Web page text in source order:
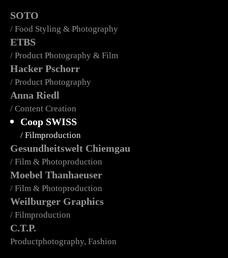
SOTO
/ Food Styling & Photography
ETBS
/ Product Photography & Film
Hacker Pschorr
/ Product Photography
Anna Riedl
/ Content Creation
Coop SWISS
/ Filmproduction
Gesundheitswelt Chiemgau
/ Film & Photoproduction
Moebel Thanhaeuser
/ Film & Photoproduction
Weilburger Graphics
/ Filmproduction
C.T.P.
Productphotography, Fashion